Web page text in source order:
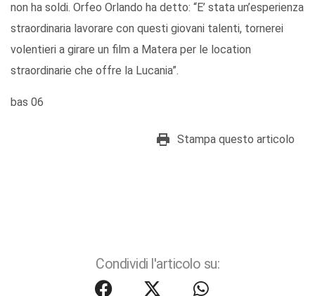
non ha soldi. Orfeo Orlando ha detto: “E’ stata un’esperienza
straordinaria lavorare con questi giovani talenti, tornerei
volentieri a girare un film a Matera per le location
straordinarie che offre la Lucania”.
bas 06
Stampa questo articolo
Condividi l'articolo su: